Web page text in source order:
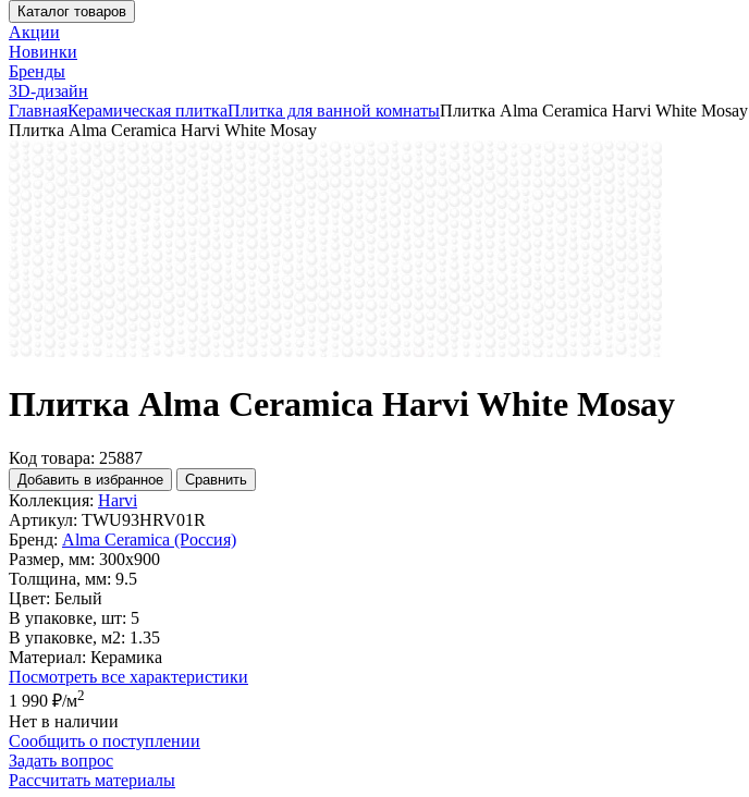
Каталог товаров
Акции
Новинки
Бренды
3D-дизайн
ГлавнаяКерамическая плиткаПлитка для ванной комнатыПлитка Alma Ceramica Harvi White Mosay
Плитка Alma Ceramica Harvi White Mosay
Плитка Alma Ceramica Harvi White Mosay
Код товара: 25887
Добавить в избранное Сравнить
Коллекция: Harvi
Артикул: TWU93HRV01R
Бренд: Alma Ceramica (Россия)
Размер, мм: 300x900
Толщина, мм: 9.5
Цвет: Белый
В упаковке, шт: 5
В упаковке, м2: 1.35
Материал: Керамика
Посмотреть все характеристики
1 990 ₽/м2
Нет в наличии
Сообщить о поступлении
Задать вопрос
Рассчитать материалы